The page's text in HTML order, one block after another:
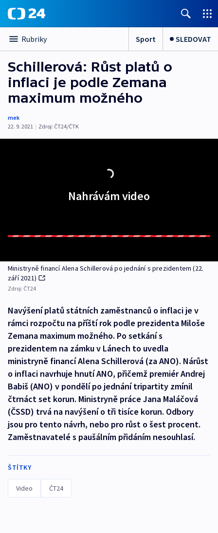
Rubriky Sport SLEDOVAT
Schillerová: Růst platů o
inflaci je podle Zemana
maximum možného
mek
22. 9. 2021 | Zdroj: ČT24/ČTK
Nahrávám video
Ministryně financí Alena Schillerová po jednání s prezidentem (22.
září 2021)
Zdroj: ČT24
Navýšení platů státních zaměstnanců o inflaci je v
rámci rozpočtu na příští rok podle prezidenta Miloše
Zemana maximum možného. Po setkání s
prezidentem na zámku v Lánech to uvedla
ministryně financí Alena Schillerová (za ANO). Nárůst
o inflaci navrhuje hnutí ANO, přičemž premiér Andrej
Babiš (ANO) v pondělí po jednání tripartity zmínil
čtrnáct set korun. Ministryně práce Jana Maláčová
(ČSSD) trvá na navýšení o tři tisíce korun. Odbory
jsou pro tento návrh, nebo pro růst o šest procent.
Zaměstnavatelé s paušálním přidáním nesouhlasí.
ŠTÍTKY
Video ČT24